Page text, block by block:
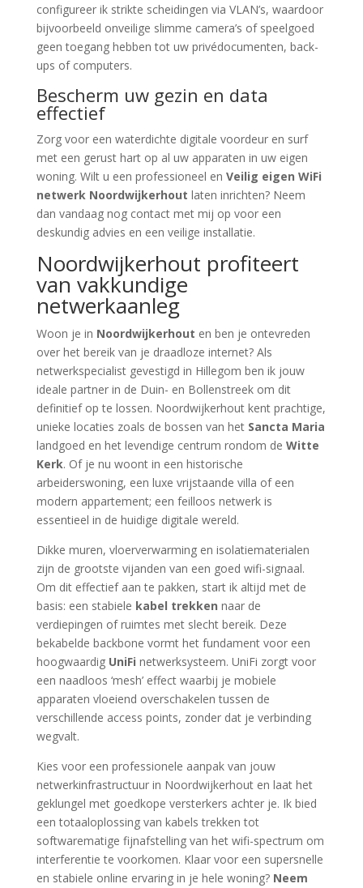
configureer ik strikte scheidingen via VLAN’s, waardoor
bijvoorbeeld onveilige slimme camera’s of speelgoed
geen toegang hebben tot uw privédocumenten, back-
ups of computers.
Bescherm uw gezin en data
effectief
Zorg voor een waterdichte digitale voordeur en surf
met een gerust hart op al uw apparaten in uw eigen
woning. Wilt u een professioneel en Veilig eigen WiFi
netwerk Noordwijkerhout laten inrichten? Neem
dan vandaag nog contact met mij op voor een
deskundig advies en een veilige installatie.
Noordwijkerhout profiteert
van vakkundige
netwerkaanleg
Woon je in Noordwijkerhout en ben je ontevreden
over het bereik van je draadloze internet? Als
netwerkspecialist gevestigd in Hillegom ben ik jouw
ideale partner in de Duin- en Bollenstreek om dit
definitief op te lossen. Noordwijkerhout kent prachtige,
unieke locaties zoals de bossen van het Sancta Maria
landgoed en het levendige centrum rondom de Witte
Kerk. Of je nu woont in een historische
arbeiderswoning, een luxe vrijstaande villa of een
modern appartement; een feilloos netwerk is
essentieel in de huidige digitale wereld.
Dikke muren, vloerverwarming en isolatiematerialen
zijn de grootste vijanden van een goed wifi-signaal.
Om dit effectief aan te pakken, start ik altijd met de
basis: een stabiele kabel trekken naar de
verdiepingen of ruimtes met slecht bereik. Deze
bekabelde backbone vormt het fundament voor een
hoogwaardig UniFi netwerksysteem. UniFi zorgt voor
een naadloos ‘mesh’ effect waarbij je mobiele
apparaten vloeiend overschakelen tussen de
verschillende access points, zonder dat je verbinding
wegvalt.
Kies voor een professionele aanpak van jouw
netwerkinfrastructuur in Noordwijkerhout en laat het
geklungel met goedkope versterkers achter je. Ik bied
een totaaloplossing van kabels trekken tot
softwarematige fijnafstelling van het wifi-spectrum om
interferentie te voorkomen. Klaar voor een supersnelle
en stabiele online ervaring in je hele woning? Neem